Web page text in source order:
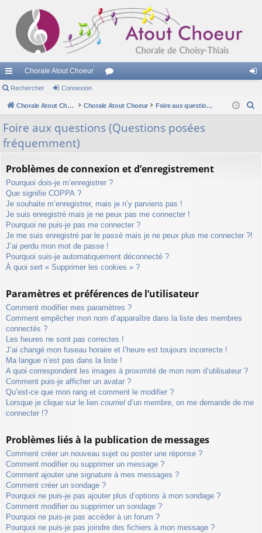
cc
ès
ra
pi
Chorale Atout Choeur
u
m
ne
Rechercher Connexion
Chorale Atout Choeur Chorale Atout Choeur Foire aux questions (Questions posées fréquemment)
Foire aux questions (Questions posées
fréquemment)
Problèmes de connexion et d’enregistrement
Pourquoi dois-je m’enregistrer ?
Que signifie COPPA ?
Je souhaite m’enregistrer, mais je n’y parviens pas !
Je suis enregistré mais je ne peux pas me connecter !
Pourquoi ne puis-je pas me connecter ?
Je me suis enregistré par le passé mais je ne peux plus me connecter ?!
J’ai perdu mon mot de passe !
Pourquoi suis-je automatiquement déconnecté ?
À quoi sert « Supprimer les cookies » ?
Paramètres et préférences de l’utilisateur
Comment modifier mes paramètres ?
Comment empêcher mon nom d’apparaître dans la liste des membres
connectés ?
Les heures ne sont pas correctes !
J’ai changé mon fuseau horaire et l’heure est toujours incorrecte !
Ma langue n’est pas dans la liste !
A quoi correspondent les images à proximité de mon nom d’utilisateur ?
Comment puis-je afficher un avatar ?
Qu’est-ce que mon rang et comment le modifier ?
Lorsque je clique sur le lien courriel d’un membre, on me demande de me
connecter !?
Problèmes liés à la publication de messages
Comment créer un nouveau sujet ou poster une réponse ?
Comment modifier ou supprimer un message ?
Comment ajouter une signature à mes messages ?
Comment créer un sondage ?
Pourquoi ne puis-je pas ajouter plus d’options à mon sondage ?
Comment modifier ou supprimer un sondage ?
Pourquoi ne puis-je pas accéder à un forum ?
Pourquoi ne puis-je pas joindre des fichiers à mon message ?